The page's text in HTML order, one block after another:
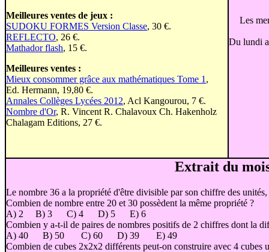
Meilleures ventes de jeux :
SUDOKU FORMES Version Classe, 30 €.
REFLECTO, 26 €.
Mathador flash, 15 €.
Meilleures ventes :
Mieux consommer grâce aux mathématiques Tome 1 ,
Ed. Hermann, 19,80 €.
Annales Collèges Lycées 2012, Acl Kangourou, 7 €.
Nombre d'Or, R. Vincent R. Chalavoux Ch. Hakenholz
Chalagam Editions, 27 €.
Les
Du lundi
Extrait du
Le nombre 36 a la propriété d'être divisible par son chiffre des
Combien de nombre entre 20 et 30 possèdent la même propriété ?
A) 2 B) 3 C) 4 D) 5 E) 6
Combien y a-t-il de paires de nombres positifs de 2 chiffres dont la
A) 40 B) 50 C) 60 D) 39 E) 49
Combien de cubes 2x2x2 différents peut-on construire avec 4 cubes